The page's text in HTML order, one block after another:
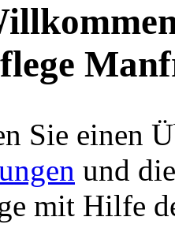
Sie einen
und
mit Hilfe